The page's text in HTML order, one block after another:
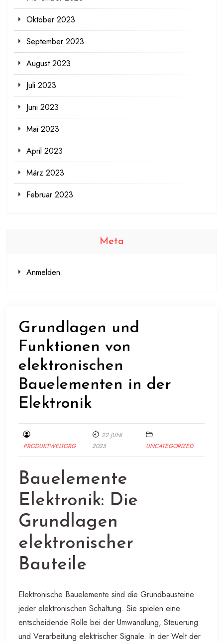
Grundlagen und
Funktionen von
elektronischen
Bauelementen in der
Elektronik
PRODUKTWELTORG
22 JUNI
2025
UNCATEGORIZED
Bauelemente
Elektronik: Die
Grundlagen
elektronischer
Bauteile
Elektronische Bauelemente sind die Grundbausteine
jeder elektronischen Schaltung. Sie spielen eine
entscheidende Rolle bei der Umwandlung, Steuerung
und Verarbeitung elektrischer Signale. In der Welt der
Oktober 2023
September 2023
August 2023
Juli 2023
Juni 2023
Mai 2023
April 2023
März 2023
Februar 2023
Meta
Anmelden